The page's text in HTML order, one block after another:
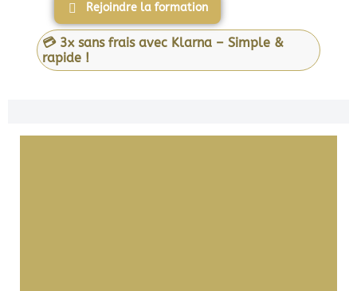
Rejoindre la formation
💳 3x sans frais avec Klarna – Simple &
rapide !